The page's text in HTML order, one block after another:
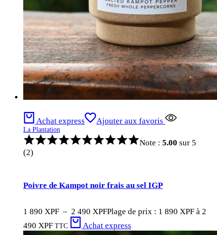
Achat express Ajouter aux favoris
La Plantation
Note : 5.00 sur 5
(2)
Poivre de Kampot noir frais au sel IGP
1 890 XPF – 2 490 XPFPlage de prix : 1 890 XPF à 2
490 XPF TTC Achat express